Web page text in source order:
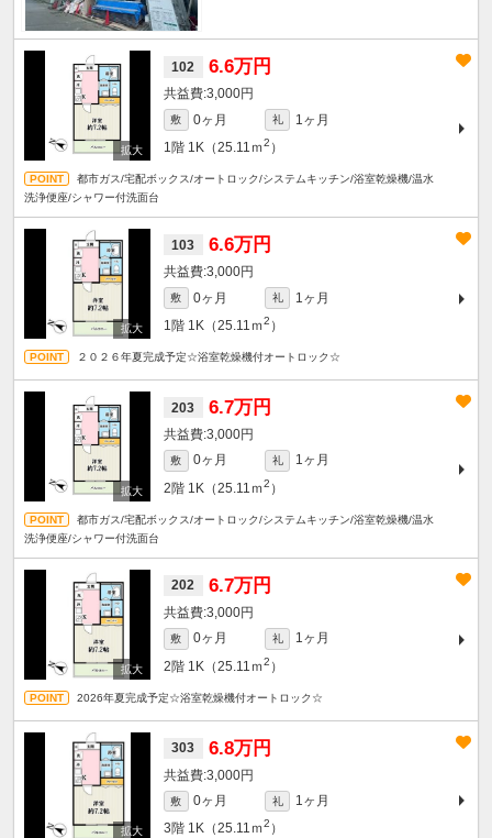
102 6.6万円
3,000円
敷 0ヶ月 礼
1ヶ月
1階 1K（25.11ｍ2 ）
都市ガス/宅配ボックス/オートロック/システムキッチン/浴室乾燥機/温水
洗浄便座/シャワー付洗面台
103 6.6万円
3,000円
敷 0ヶ月 礼
1ヶ月
1階 1K（25.11ｍ2 ）
２０２６年夏完成予定☆浴室乾燥機付オートロック☆
203 6.7万円
3,000円
敷 0ヶ月 礼
1ヶ月
2階 1K（25.11ｍ2 ）
都市ガス/宅配ボックス/オートロック/システムキッチン/浴室乾燥機/温水
洗浄便座/シャワー付洗面台
202 6.7万円
3,000円
敷 0ヶ月 礼
1ヶ月
2階 1K（25.11ｍ2 ）
2026年夏完成予定☆浴室乾燥機付オートロック☆
303 6.8万円
3,000円
敷 0ヶ月 礼
1ヶ月
3階 1K（25.11ｍ2 ）